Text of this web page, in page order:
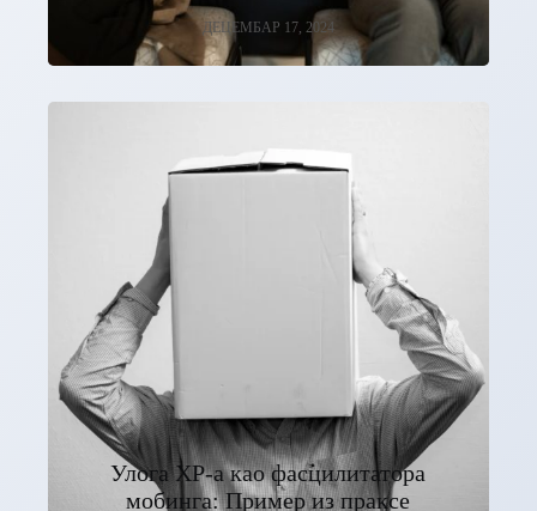
ДЕЦЕМБАР 17, 2024
Улога ХР-а као фасцилитатора
мобинга: Пример из праксе